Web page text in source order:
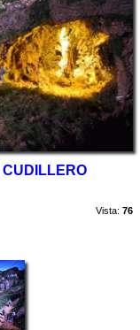
CUDILLERO
Vista: 76